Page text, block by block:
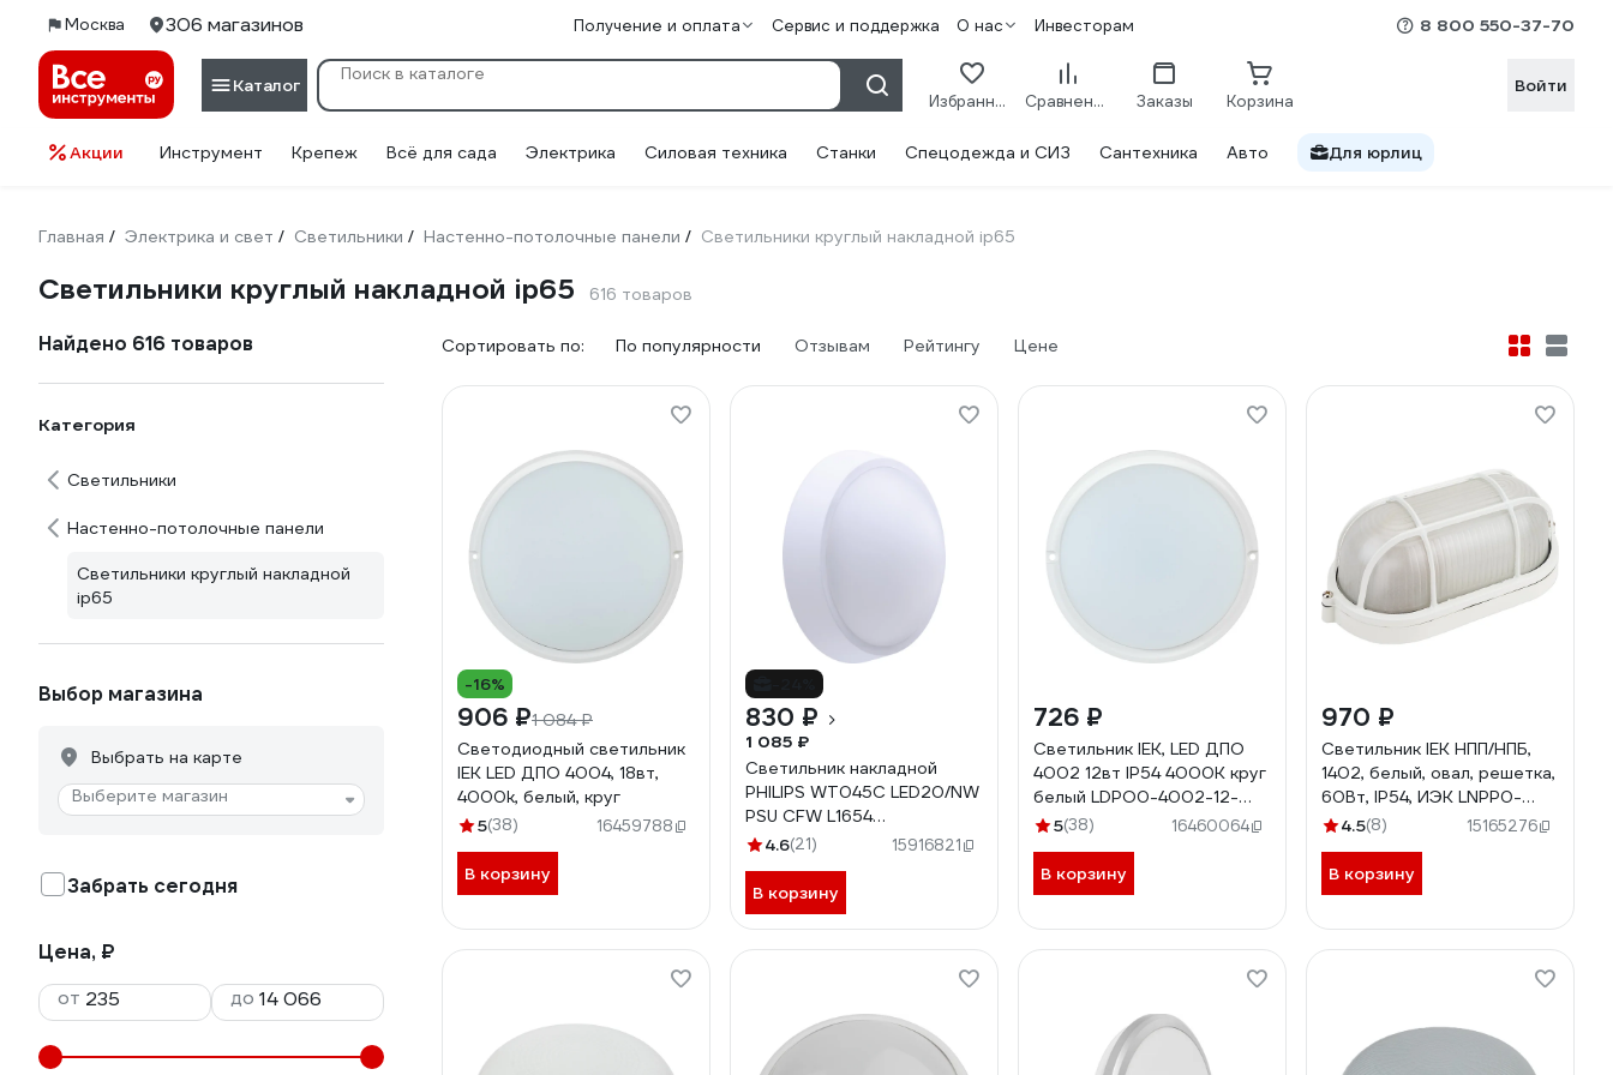
Москва 306 магазинов Получение и оплата Сервис и поддержка О нас Инвесторам 8 800 550-37-70
Каталог
Избранное Сравнение Заказы Корзина
Войти
Акции Инструмент Крепеж Всё для сада Электрика Силовая техника Станки Спецодежда и СИЗ Сантехника Авто Для юрлиц
Главная / Электрика и свет / Светильники / Настенно-потолочные панели / Светильники круглый накладной ip65
Светильники круглый накладной ip65 616 товаров
Найдено 616 товаров
Категория
Светильники
Настенно-потолочные панели
Светильники круглый накладной
ip65
Выбор магазина
Выбрать на карте
Выберите магазин
Забрать сегодня
Цена, ₽
от
до
Сортировать по: По популярности Отзывам Рейтингу Цене
-16%
906 ₽1 084 ₽
Светодиодный светильник
IEK LED ДПО 4004, 18вт,
4000k, белый, круг
5(38) 16459788
В корзину
830 ₽
1 085 ₽
Светильник накладной
PHILIPS WT045C LED20/NW
PSU CFW L1654
911401735872
4.6(21) 15916821
В корзину
726 ₽
Светильник IEK, LED ДПО
4002 12вт IP54 4000K круг
белый LDPO0-4002-12-
4000-K01
5(38) 16460064
В корзину
970 ₽
Светильник IEK НПП/НПБ,
1402, белый, овал, решетка,
60Вт, IP54, ИЭК LNPP0-
1402-1-060-K01
4.5(8) 15165276
В корзину